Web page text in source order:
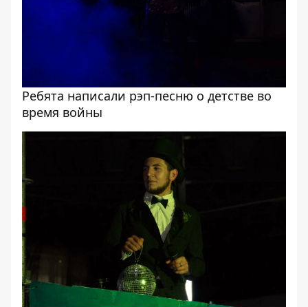
Ребята написали рэп-песню о детстве во
время войны